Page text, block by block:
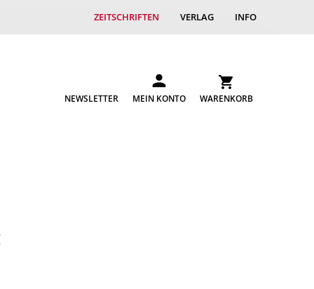
ZEITSCHRIFTEN VERLAG INFO
NEWSLETTER MEIN KONTO WARENKORB